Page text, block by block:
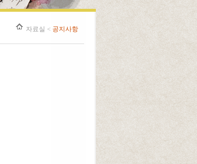
자료실 < 공지사항